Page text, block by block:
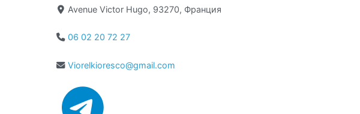
Avenue Victor Hugo, 93270, Франция
06 02 20 72 27
Viorelkioresco@gmail.com